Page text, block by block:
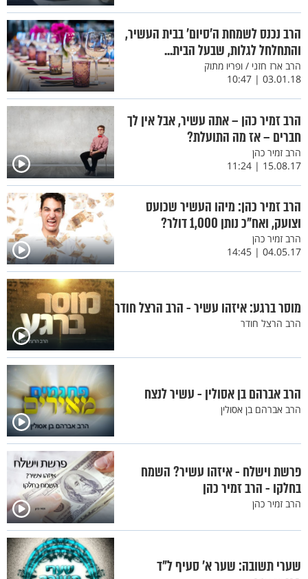
הרב נכנס לשמחת ה’סיום’ בבית העשיר,
והתחלחל לגלות, שבעל הבית...
הרב ארז חזני / ופריו מתוק
03.01.18 | 10:47
הרב זמיר כהן – אתה עשיר, אבל אין לך
חברים – אז מה התועלת?
הרב זמיר כהן
15.08.17 | 11:24
הרב זמיר כהן: מיהו העשיר שכועס
וצועק, ואח"כ נותן 1,000 דולר?
הרב זמיר כהן
04.05.17 | 14:45
מוסר ברגע: איזהו עשיר - הרב הרצל חודר
הרב הרצל חודר
הרב אברהם בן אסולין - עשיר לנצח
הרב אברהם בן אסולין
פרשת וישלח - איזהו עשיר? השמח
בחלקו - הרב זמיר כהן
הרב זמיר כהן
שערי תשובה: שער א' סעיף ל"ד